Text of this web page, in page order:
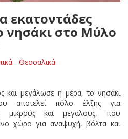
εκατοντάδες
νησάκι στο Μύλο
- Θεσσαλικά
και μεγάλωσε η μέρα, το νησάκι
αποτελεί πόλο έλξης για
μικρούς και μεγάλους, που
χώρο για αναψυχή, βόλτα και